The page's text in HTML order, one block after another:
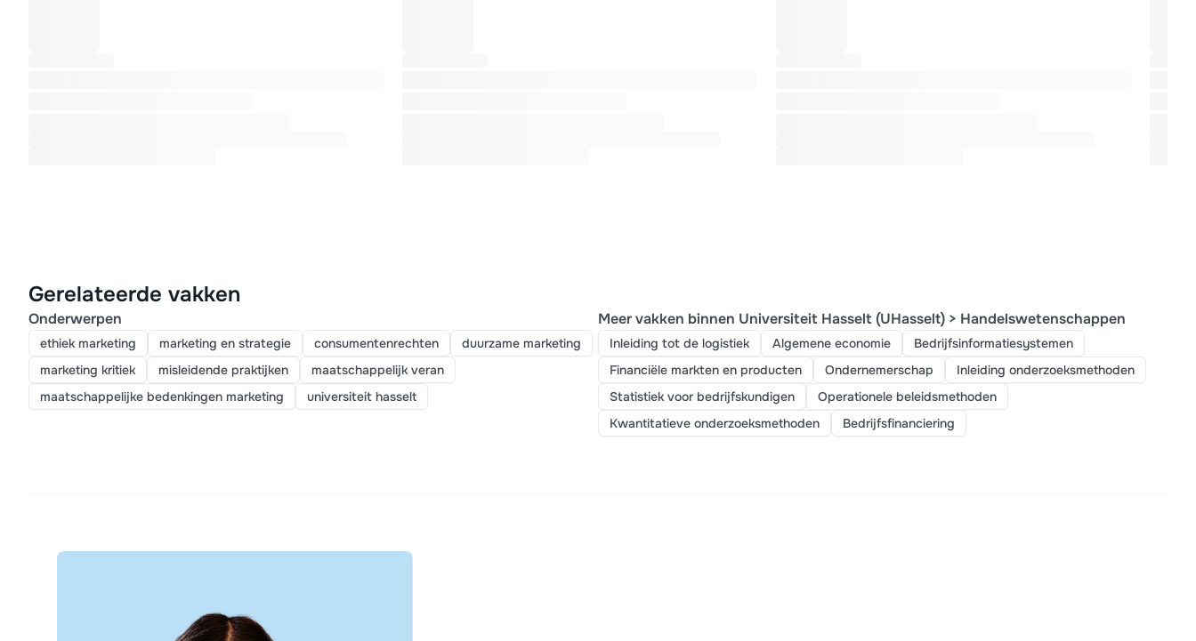
Gerelateerde vakken
Onderwerpen
ethiek marketing marketing en strategie consumentenrechten
duurzame marketing
marketing kritiek
misleidende praktijken
maatschappelijk veran
maatschappelijke bedenkingen marketing
universiteit hasselt
Meer vakken binnen Universiteit Hasselt (UHasselt) > Handelswetenschappen
Inleiding tot de logistiek Algemene economie
Bedrijfsinformatiesystemen
Financiële markten en producten
Ondernemerschap
Inleiding onderzoeksmethoden
Statistiek voor bedrijfskundigen
Operationele beleidsmethoden
Kwantitatieve onderzoeksmethoden
Bedrijfsfinanciering